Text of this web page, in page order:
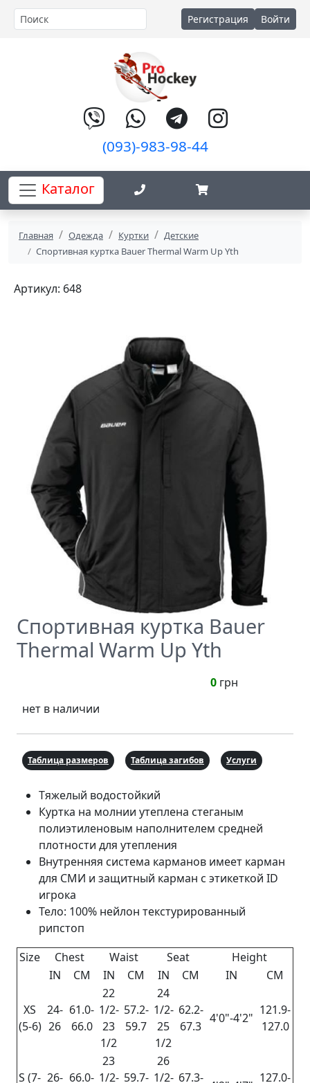
Регистрация Войти
(093)-983-98-44
Каталог
Главная Одежда Куртки
Детские
Спортивная куртка Bauer Thermal Warm Up Yth
Артикул: 648
Спортивная куртка Bauer
Thermal Warm Up Yth
0 грн
нет в наличии
Таблица размеров Таблица загибов Услуги
Тяжелый водостойкий
Куртка на молнии утеплена стеганым
полиэтиленовым наполнителем средней
плотности для утепления
Внутренняя система карманов имеет карман
для СМИ и защитный карман с этикеткой ID
игрока
Тело: 100% нейлон текстурированный
рипстоп
Size
Chest Waist Seat
Height
IN
CM IN CM IN CM IN CM
XS
(5-6)
24-
26
61.0-
66.0
22
1/2-
23
1/2
57.2-
59.7
24
1/2-
25
1/2
62.2-
67.3
4'0"-4'2"
121.9-
127.0
S (7- 26- 66.0-
23
1/2- 59.7-
26
1/2- 67.3-
127.0-